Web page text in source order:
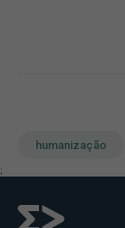
humanização
;